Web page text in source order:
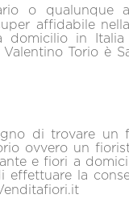
o qualunque
affidabile
domicilio in
Torio è
di trovare un
ovvero un
e fiori a
effettuare la